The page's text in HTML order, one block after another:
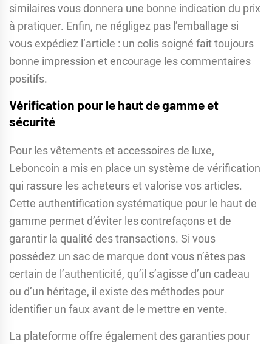
similaires vous donnera une bonne indication du prix
à pratiquer. Enfin, ne négligez pas l’emballage si
vous expédiez l’article : un colis soigné fait toujours
bonne impression et encourage les commentaires
positifs.
Vérification pour le haut de gamme et
sécurité
Pour les vêtements et accessoires de luxe,
Leboncoin a mis en place un système de vérification
qui rassure les acheteurs et valorise vos articles.
Cette authentification systématique pour le haut de
gamme permet d’éviter les contrefaçons et de
garantir la qualité des transactions. Si vous
possédez un sac de marque dont vous n’êtes pas
certain de l’authenticité, qu’il s’agisse d’un cadeau
ou d’un héritage, il existe des méthodes pour
identifier un faux avant de le mettre en vente.
La plateforme offre également des garanties pour